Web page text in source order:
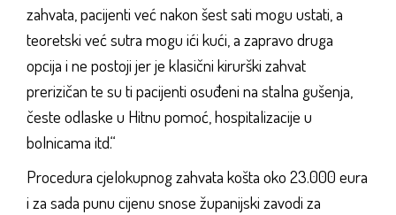
zahvata, pacijenti već nakon šest sati mogu ustati, a
teoretski već sutra mogu ići kući, a zapravo druga
opcija i ne postoji jer je klasični kirurški zahvat
prerizičan te su ti pacijenti osuđeni na stalna gušenja,
česte odlaske u Hitnu pomoć, hospitalizacije u
bolnicama itd.“
Procedura cjelokupnog zahvata košta oko 23.000 eura
i za sada punu cijenu snose županijski zavodi za